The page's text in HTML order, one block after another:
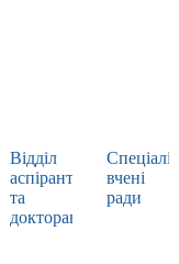
Відділ
аспірантури
та
докторантури
вчені
ради